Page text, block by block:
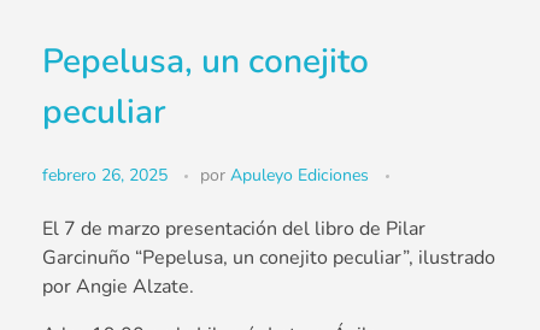
Pepelusa, un conejito
peculiar
febrero 26, 2025 por Apuleyo Ediciones
El 7 de marzo presentación del libro de Pilar
Garcinuño “Pepelusa, un conejito peculiar”, ilustrado
por Angie Alzate.